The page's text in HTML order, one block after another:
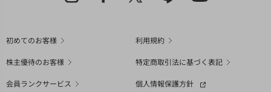
初めてのお客様
利用規約
株主優待のお客様
特定商取引法に基づく表記
会員ランクサービス
個人情報保護方針